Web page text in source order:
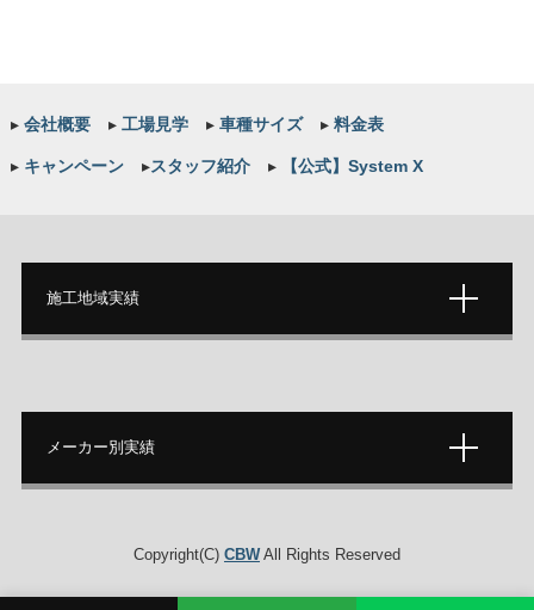
▸会社概要 ▸工場見学 ▸車種サイズ ▸料金表
▸キャンペーン ▸スタッフ紹介 ▸【公式】System X
施工地域実績
メーカー別実績
Copyright(C) CBWAll Rights Reserved